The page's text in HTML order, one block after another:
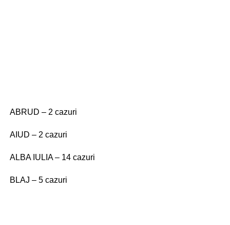
ABRUD – 2 cazuri
AIUD – 2 cazuri
ALBA IULIA – 14 cazuri
BLAJ – 5 cazuri